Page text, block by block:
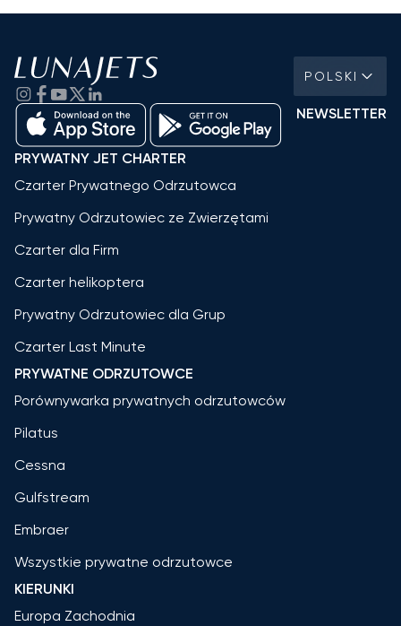
POLSKI
NEWSLETTER
PRYWATNY JET CHARTER
Czarter Prywatnego Odrzutowca
Prywatny Odrzutowiec ze Zwierzętami
Czarter dla Firm
Czarter helikoptera
Prywatny Odrzutowiec dla Grup
Czarter Last Minute
PRYWATNE ODRZUTOWCE
Porównywarka prywatnych odrzutowców
Pilatus
Cessna
Gulfstream
Embraer
Wszystkie prywatne odrzutowce
KIERUNKI
Europa Zachodnia